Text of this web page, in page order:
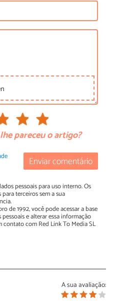
pareceu o artigo?
Enviar comentário
pessoais para uso interno. Os
terceiros sem a sua
de 1992, você pode acessar a base
e alterar essa informação
com Red Link To Media SL
A sua avaliação: